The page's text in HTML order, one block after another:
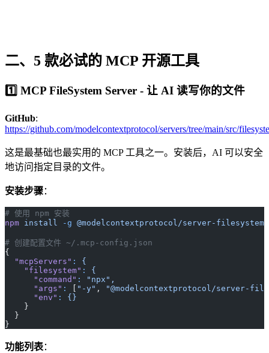
二、5 款必试的 MCP 开源工具
1️⃣ MCP FileSystem Server - 让 AI 读写你的文件
GitHub:
https://github.com/modelcontextprotocol/servers/tree/main/src/
这是最基础也最实用的 MCP 工具之一。安装后，AI 可以安全
地访问指定目录的文件。
安装步骤：
# 使用 npm 安装
npm install -g @modelcontextprotocol/server-filesystem
# 创建配置文件 ~/.mcp-config.json
{
  "mcpServers"
:
{
    "filesystem"
:
{
      "command"
:
"npx",
      "args"
: "-y" ,
"@modelcontextprotocol/server-
      "env"
:
{}
    }
  }
}
功能列表：